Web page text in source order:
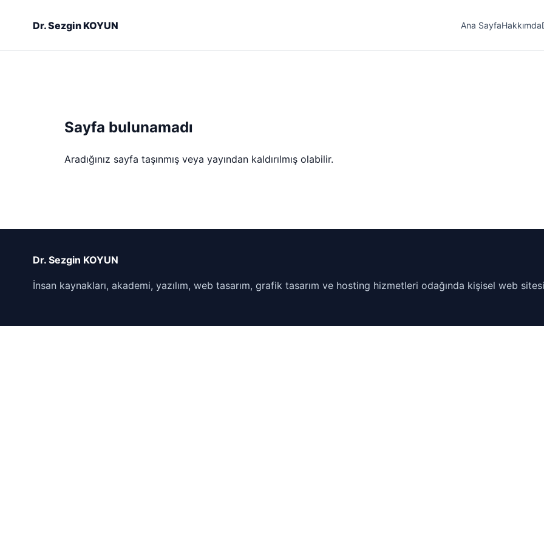
Dr. Sezgin KOYUN Ana SayfaHakkımda
Sayfa bulunamadı
Aradığınız sayfa taşınmış veya yayından kaldırılmış olabilir.
Dr. Sezgin KOYUN
İnsan kaynakları, akademi, yazılım, web tasarım, grafik tasarım ve hosting hizmetleri odağında kişisel web